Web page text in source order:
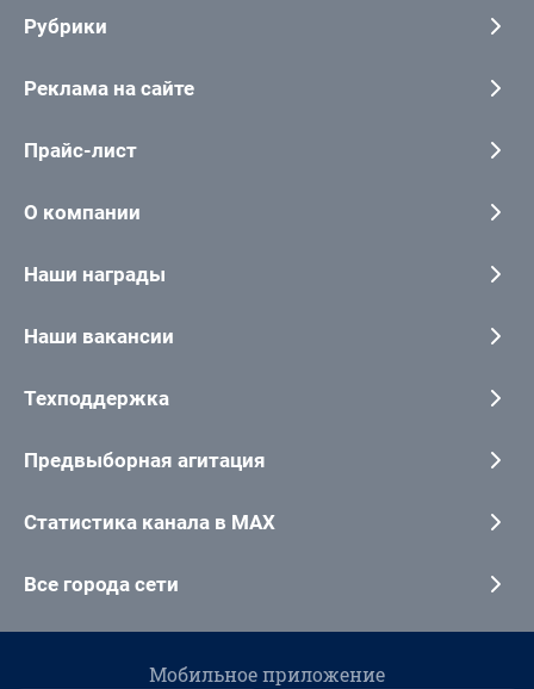
Рубрики
Реклама на сайте
Прайс-лист
О компании
Наши награды
Наши вакансии
Техподдержка
Предвыборная агитация
Статистика канала в MAX
Все города сети
Мобильное приложение